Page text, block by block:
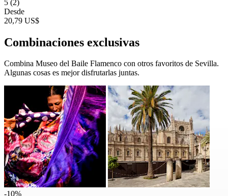
5 (2)
Desde
20,79 US$
Combinaciones exclusivas
Combina Museo del Baile Flamenco con otros favoritos de Sevilla.
Algunas cosas es mejor disfrutarlas juntas.
-10%